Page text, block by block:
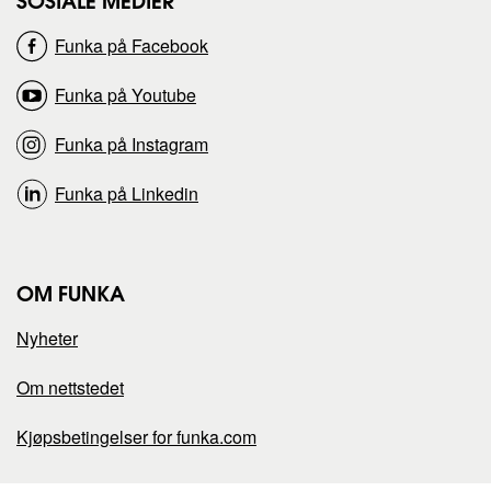
i
d
e
n
Funka på Facebook
Funka på Youtube
Funka på Instagram
Funka på Linkedin
OM FUNKA
Nyheter
Om nettstedet
Kjøpsbetingelser for funka.com